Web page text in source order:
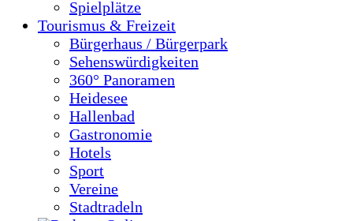
Spielplätze
Tourismus & Freizeit
Bürgerhaus / Bürgerpark
Sehenswürdigkeiten
360° Panoramen
Heidesee
Hallenbad
Gastronomie
Hotels
Sport
Vereine
Stadtradeln